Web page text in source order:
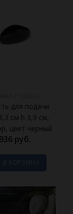
для подачи
см h 3,9 см,
цвет черный
936 руб.
В КОРЗИНУ